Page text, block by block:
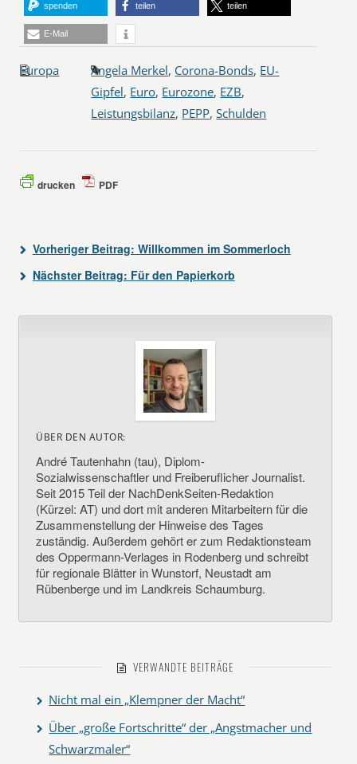
spenden teilen teilen
E-Mail
Europa Angela Merkel, Corona-Bonds, EU-
Gipfel, Euro, Eurozone, EZB,
Leistungsbilanz, PEPP,Schulden
drucken PDF
Vorheriger Beitrag: Willkommen im Sommerloch
Nächster Beitrag: Für den Papierkorb
ÜBER DEN AUTOR:
André Tautenhahn (tau), Diplom-
Sozialwissenschaftler und Freiberuflicher Journalist.
Seit 2015 Teil der NachDenkSeiten-Redaktion
(Kürzel: AT) und dort mit anderen Mitarbeitern für die
Zusammenstellung der Hinweise des Tages
zuständig. Außerdem gehört er zum Redaktionsteam
des Oppermann-Verlages in Rodenberg und schreibt
für regionale Blätter in Wunstorf, Neustadt am
Rübenberge und im Landkreis Schaumburg.
VERWANDTE BEITRÄGE
Nicht mal ein „Klempner der Macht“
Über „große Fortschritte“ der „Angstmacher und
Schwarzmaler“